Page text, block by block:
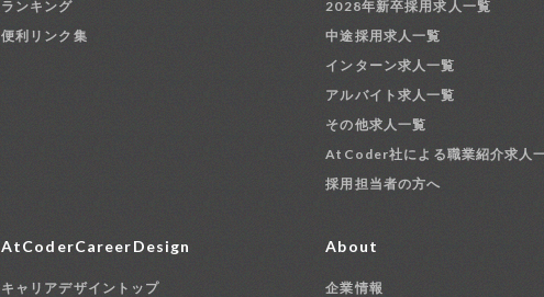
ランキング
便利リンク集
2028年新卒採用求人一覧
中途採用求人一覧
インターン求人一覧
アルバイト求人一覧
その他求人一覧
AtCoder社による職業紹介求人
採用担当者の方へ
AtCoderCareerDesign
キャリアデザイントップ
About
企業情報